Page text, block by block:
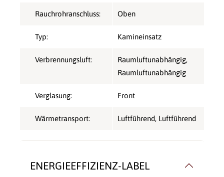
Rauchrohranschluss: Oben
Typ: Kamineinsatz
Verbrennungsluft: Raumluftunabhängig,
Raumluftunabhängig
Verglasung: Front
Wärmetransport: Luftführend, Luftführend
ENERGIEEFFIZIENZ-LABEL